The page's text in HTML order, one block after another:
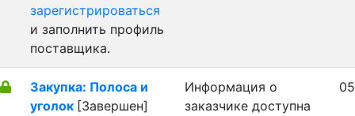
зарегистрироваться
и заполнить профиль
поставщика.
Закупка: Полоса и
уголок [Завершен]
Информация о
заказчике доступна